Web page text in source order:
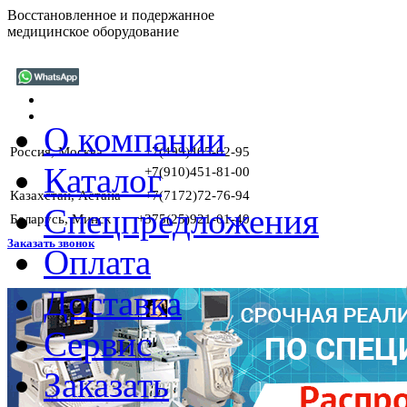
Восстановленное и подержанное
медицинское оборудование
Россия, Москва
+7(499)405-02-95
+7(910)451-81-00
Казахстан, Астана
+7(7172)72-76-94
Беларусь, Минск
+375(25)921-01-40
Заказать звонок
О компании
Каталог
Спецпредложения
Оплата
Доставка
Сервис
Заказать